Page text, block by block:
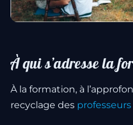
À qui s’adresse la
À la formation, à
recyclage des professeurs